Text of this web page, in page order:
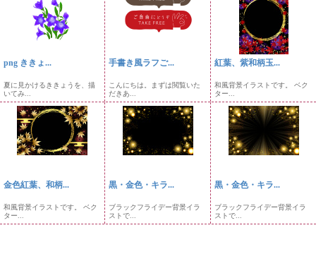
png ききょ...
夏に見かけるききょうを、描
いてみ...
手書き風ラフご...
こんにちは。まずは閲覧いた
だきあ...
紅葉、紫和柄玉...
和風背景イラストです。 ベク
ター...
金色紅葉、和柄...
和風背景イラストです。 ベク
ター...
黒・金色・キラ...
ブラックフライデー背景イラ
ストで...
黒・金色・キラ...
ブラックフライデー背景イラ
ストで...